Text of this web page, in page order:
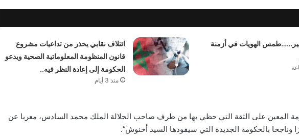
الهويات في أزمنة
ائتلاف نقابي يحذر من تداعيات مشروع
قانون المنظومة المعلوماتية الصحية ويدعو
الحكومة إلى إعادة النظر فيه..
منذ 3 أيام
المعين على الثقة التي حظي بها من طرف صاحب الجلالة الملك محمد السادس، معربا عن
وناجحا بالحكومة الجديدة التي سيقودها السيد أخنوش”.